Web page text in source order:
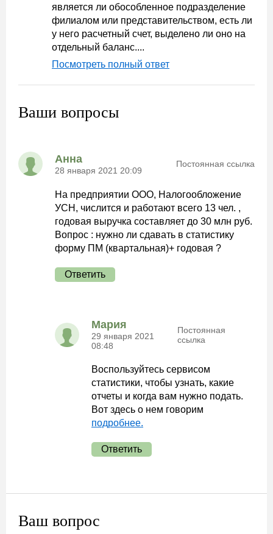
является ли обособленное подразделение
филиалом или представительством, есть ли
у него расчетный счет, выделено ли оно на
отдельный баланс....
Посмотреть полный ответ
Ваши вопросы
Анна
28 января 2021 20:09
Постоянная ссылка
На предприятии ООО, Налогообложение
УСН, числится и работают всего 13 чел. ,
годовая выручка составляет до 30 млн руб.
Вопрос : нужно ли сдавать в статистику
форму ПМ (квартальная)+ годовая ?
Ответить
Мария
29 января 2021
08:48
Постоянная
ссылка
Воспользуйтесь сервисом
статистики, чтобы узнать, какие
отчеты и когда вам нужно подать.
Вот здесь о нем говорим
подробнее.
Ответить
Ваш вопрос